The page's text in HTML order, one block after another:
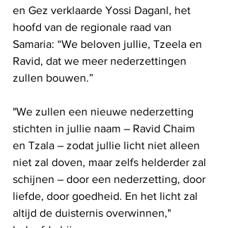
en Gez verklaarde Yossi Daganl, het
hoofd van de regionale raad van
Samaria: “We beloven jullie, Tzeela en
Ravid, dat we meer nederzettingen
zullen bouwen.”
"We zullen een nieuwe nederzetting
stichten in jullie naam – Ravid Chaim
en Tzala – zodat jullie licht niet alleen
niet zal doven, maar zelfs helderder zal
schijnen – door een nederzetting, door
liefde, door goedheid. En het licht zal
altijd de duisternis overwinnen,"